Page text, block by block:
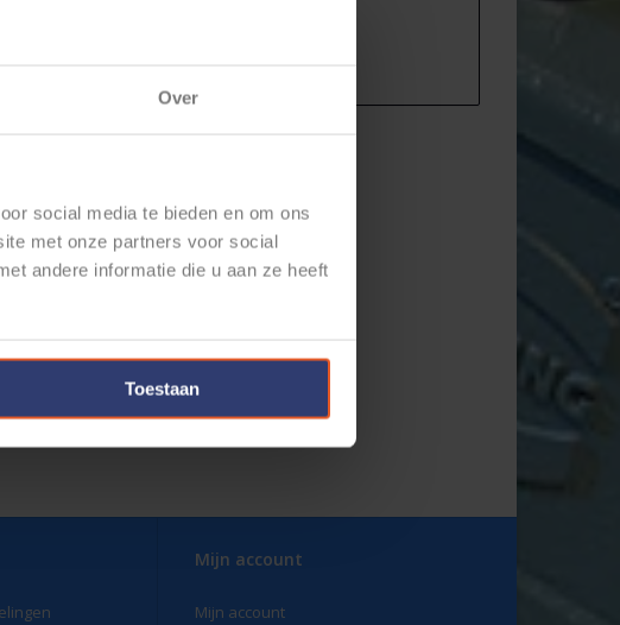
Over
social media te bieden en om ons
met onze partners voor social
andere informatie die u aan ze heeft
Toestaan
Mijn account
Mijn account